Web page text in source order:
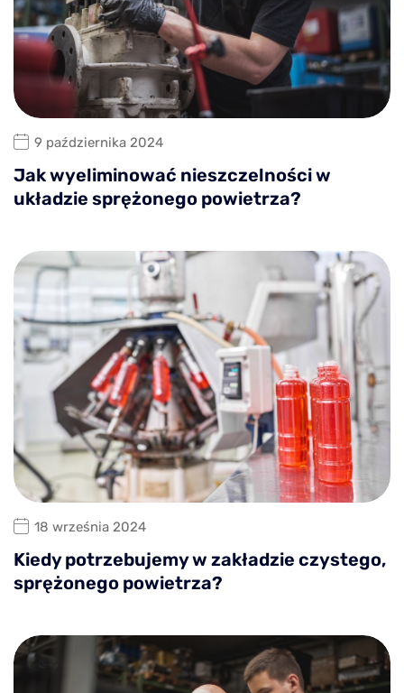
9 października 2024
Jak wyeliminować nieszczelności w
układzie sprężonego powietrza?
18 września 2024
Kiedy potrzebujemy w zakładzie czystego,
sprężonego powietrza?